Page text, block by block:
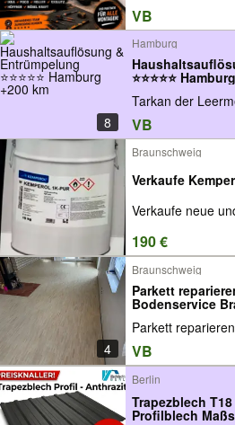
Kitchen Installer
VB
8
Hamburg
⭐⭐⭐⭐⭐
Tarkan der
VB
Braunschweig
Verkaufe
Verkaufe neue
190 €
4
Braunschweig
Parkett
Bodenservice
Parkett
VB
Berlin
Trapezblech
Profilblech